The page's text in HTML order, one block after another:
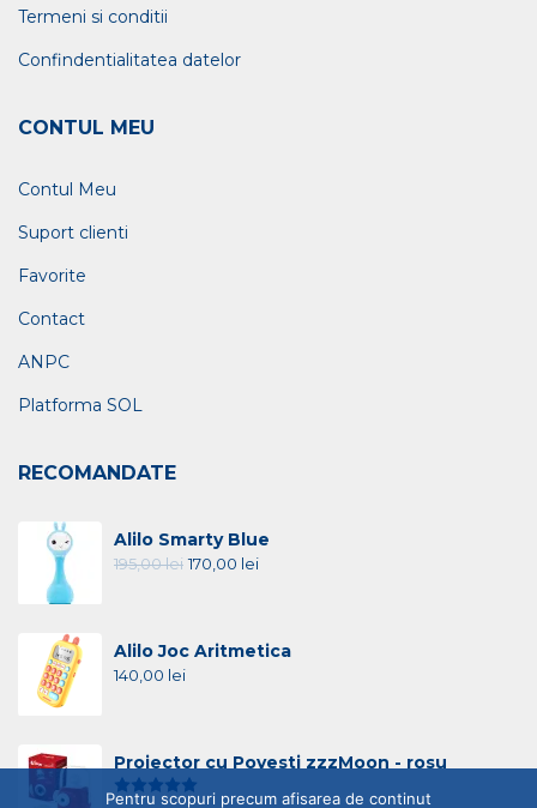
Termeni si conditii
Confindentialitatea datelor
CONTUL MEU
Contul Meu
Suport clienti
Favorite
Contact
ANPC
Platforma SOL
RECOMANDATE
Alilo Smarty Blue
195,00lei 170,00 lei
Alilo Joc Aritmetica
140,00 lei
Proiector cu Povesti zzzMoon - rosu
Pentru scopuri precum afisarea de continut